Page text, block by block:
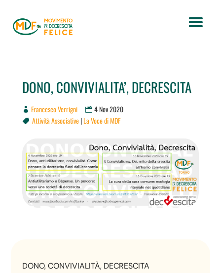
DONO, CONVIVIALITA’, DECRESCITA
Francesco Verrigni 4 Nov 2020
 Attività Associative|La Voce di MDF
DONO, CONVIVIALITÀ, DECRESCITA